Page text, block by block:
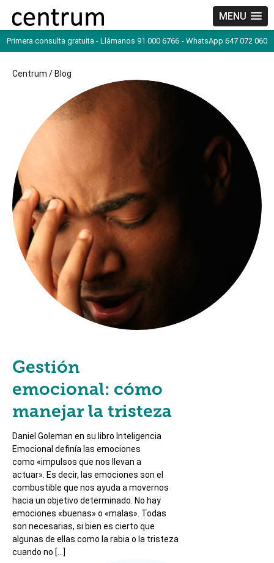
MENU
Primera consulta gratuita - Llámanos 91 000 6766 - WhatsApp 647 072 060
Centrum / Blog
Gestión
emocional: cómo
manejar la tristeza
Daniel Goleman en su libro Inteligencia
Emocional definía las emociones
como «impulsos que nos llevan a
actuar». Es decir, las emociones son el
combustible que nos ayuda a movernos
hacia un objetivo determinado. No hay
emociones «buenas» o «malas». Todas
son necesarias, si bien es cierto que
algunas de ellas como la rabia o la tristeza
cuando no […]